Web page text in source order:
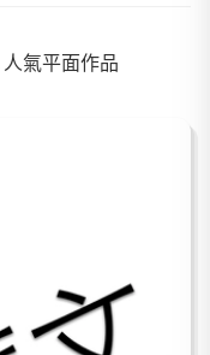
人氣平面作品